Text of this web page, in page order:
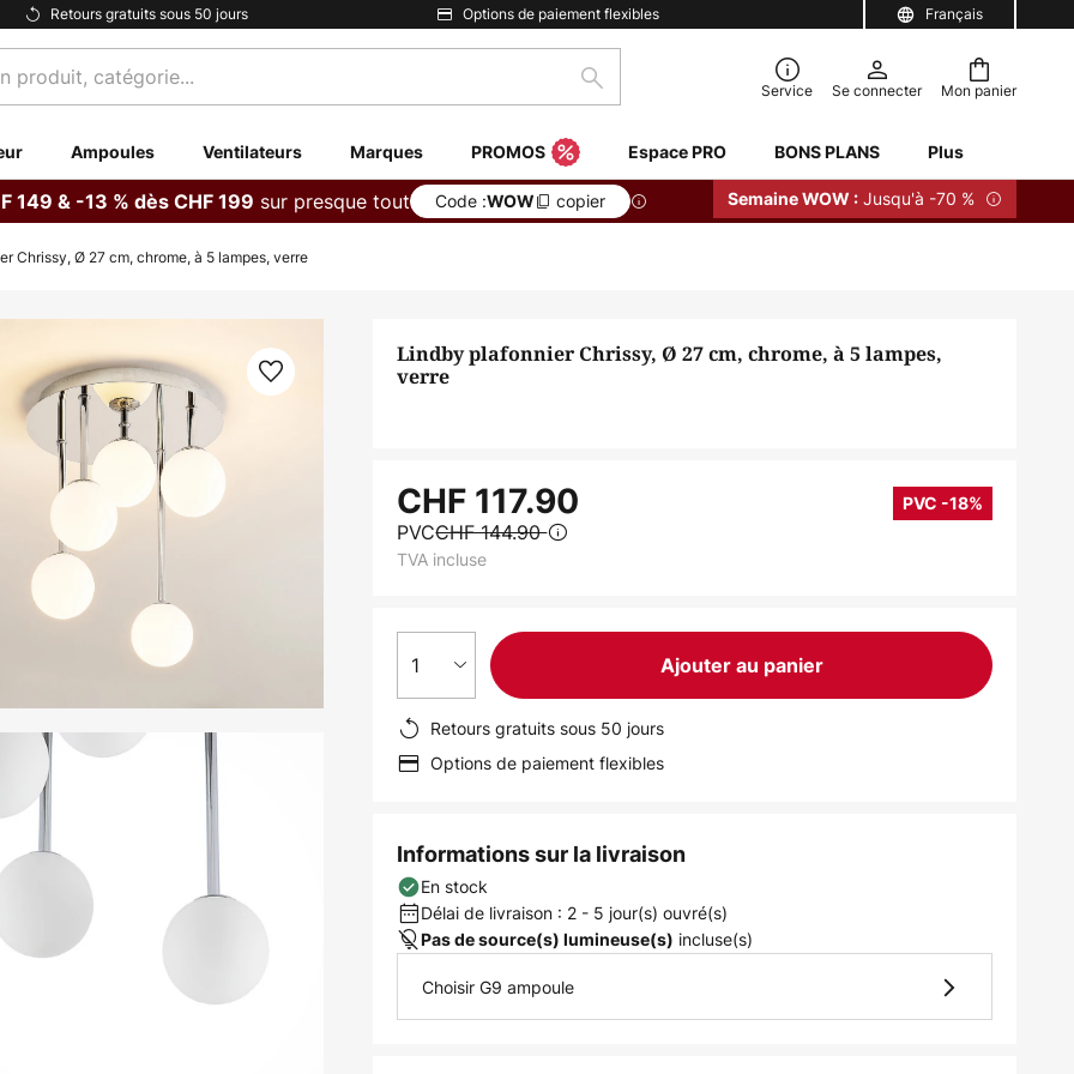
Français
Retours gratuits sous 50 jours Options de paiement flexibles
Mon panier
Rechercher Service Se connecter
Ampoules Ventilateurs Marques PROMOS Espace PRO BONS PLANS Plus
149 & -13 % dès CHF 199 sur presque tout Code :WOW copier Semaine WOW : Jusqu'à -70 %
Chrissy, Ø 27 cm, chrome, à 5 lampes, verre
Lindby plafonnier Chrissy, Ø 27 cm, chrome, à 5 lampes,
verre
CHF 117.90 PVC -18%
PVCCHF 144.90
TVA incluse
1 Ajouter au panier
Retours gratuits sous 50 jours
Options de paiement flexibles
Informations sur la livraison
En stock
Délai de livraison : 2 - 5 jour(s) ouvré(s)
Pas de source(s) lumineuse(s) incluse(s)
Choisir G9 ampoule